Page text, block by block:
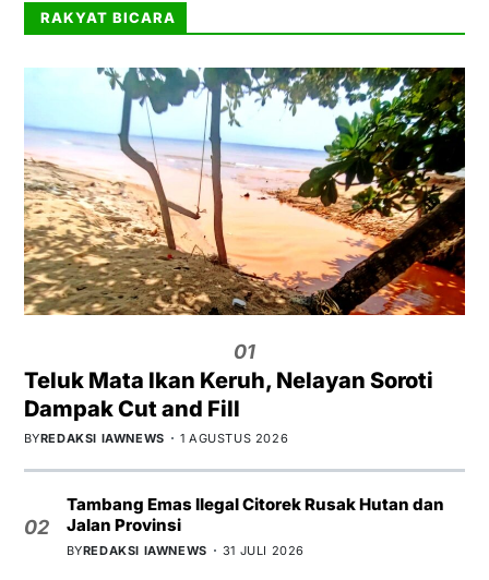
RAKYAT BICARA
01
Teluk Mata Ikan Keruh, Nelayan Soroti
Dampak Cut and Fill
BYREDAKSI IAWNEWS 1 AGUSTUS 2026
02
Tambang Emas Ilegal Citorek Rusak Hutan dan
Jalan Provinsi
BYREDAKSI IAWNEWS 31 JULI 2026